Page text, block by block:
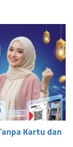
Kartu dan